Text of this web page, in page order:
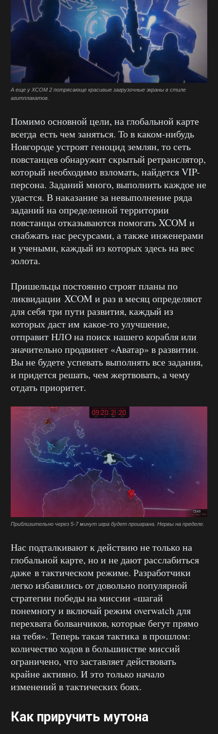
А еще у XCOM 2 потрясающе красивые загрузочные экраны в стиле
агитплакатов.
Помимо основной цели, на глобальной карте
всегда есть чем заняться. То в каком-нибудь
Новгороде устроят геноцид землян, то сеть
повстанцев обнаружит скрытый ретранслятор,
который необходимо взломать, найдется VIP-
персона. Заданий много, выполнить каждое не
удастся. В наказание за невыполнение ряда
заданий на определенной территории
повстанцы отказываются помогать XCOM и
снабжать нас ресурсами, а также инженерами
и учеными, каждый из которых здесь на вес
золота.
Пришельцы постоянно строят планы по
ликвидации XCOM и раз в месяц определяют
для себя три пути развития, каждый из
которых даст им какое-то улучшение,
отправит НЛО на поиск нашего корабля или
значительно продвинет «Аватар» в развитии.
Вы не будете успевать выполнять все задания,
и придется решать, чем жертвовать, а чему
отдать приоритет.
Приблизительно через 5-7 минут игра будет проиграна. Нервы на пределе.
Нас подталкивают к действию не только на
глобальной карте, но и не дают расслабиться
даже в тактическом режиме. Разработчики
легко избавились от довольно популярной
стратегии победы на миссии «шагай
понемногу и включай режим overwatch для
перехвата болванчиков, которые бегут прямо
на тебя». Теперь такая тактика в прошлом:
количество ходов в большинстве миссий
ограничено, что заставляет действовать
крайне активно. И это только начало
изменений в тактических боях.
Как приручить мутона